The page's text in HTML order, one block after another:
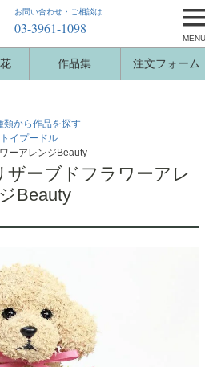
作品集 注文フォーム
お問い合わせ・ご相談は
03-3961-1098
MENU
類から作品を探す
トイプードル
ーアレンジBeauty
ザーブドフラワーアレ
Beauty